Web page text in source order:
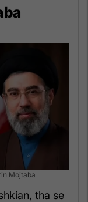
Mojtaba
tha se